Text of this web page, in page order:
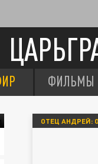
ФИЛЬМЫ
ОТЕЦ АНДРЕЙ: